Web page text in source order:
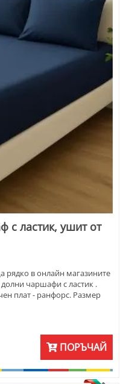
с ластик, ушит от
рядко в онлайн магазините
чаршафи с ластик .
плат - ранфорс. Размер
ПОРЪЧАЙ